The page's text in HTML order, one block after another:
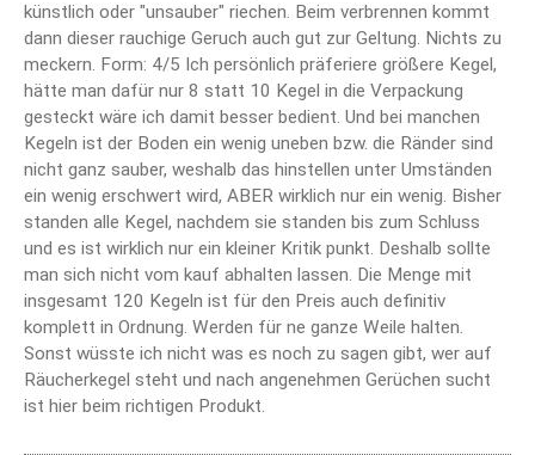
künstlich oder "unsauber" riechen. Beim verbrennen kommt
dann dieser rauchige Geruch auch gut zur Geltung. Nichts zu
meckern. Form: 4/5 Ich persönlich präferiere größere Kegel,
hätte man dafür nur 8 statt 10 Kegel in die Verpackung
gesteckt wäre ich damit besser bedient. Und bei manchen
Kegeln ist der Boden ein wenig uneben bzw. die Ränder sind
nicht ganz sauber, weshalb das hinstellen unter Umständen
ein wenig erschwert wird, ABER wirklich nur ein wenig. Bisher
standen alle Kegel, nachdem sie standen bis zum Schluss
und es ist wirklich nur ein kleiner Kritik punkt. Deshalb sollte
man sich nicht vom kauf abhalten lassen. Die Menge mit
insgesamt 120 Kegeln ist für den Preis auch definitiv
komplett in Ordnung. Werden für ne ganze Weile halten.
Sonst wüsste ich nicht was es noch zu sagen gibt, wer auf
Räucherkegel steht und nach angenehmen Gerüchen sucht
ist hier beim richtigen Produkt.